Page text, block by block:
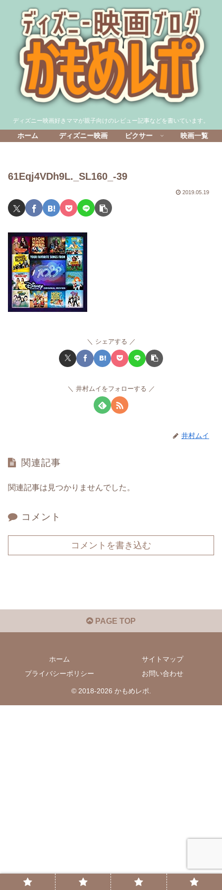
ディズニー映画好きママが親子向けのレビュー記事などを書いています。
ホーム ディズニー映画 ピクサー 映画一覧
61Eqj4VDh9L._SL160_-39
2019.05.19
シェアする
井村ムイをフォローする
井村ムイ
関連記事
関連記事は見つかりませんでした。
コメント
コメントを書き込む
PAGE TOP
ホーム
サイトマップ
プライバシーポリシー
お問い合わせ
© 2018-2026 かもめレポ.